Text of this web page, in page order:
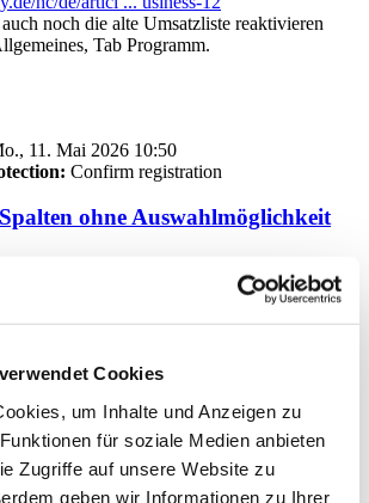
Cookies
um Inhalte und Anzeigen zu
für soziale Medien anbieten
Zugriffe auf unsere Website zu
geben wir Informationen zu Ihrer
noch die alte Umsatzliste reaktivieren
Tab Programm.
11. Mai 2026 10:50
Confirm registration
ohne Auswahlmöglichkeit
möglich in der Spalte Textschlüssel
und dort dann den Inhalt zu selektieren.
hilfreich wäre, wäre die Anzeige aller
in dem Filter der erweiterten Suche. Dann